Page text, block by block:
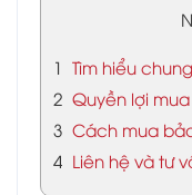
1 Tìm hiểu chung
2 Quyền lợi
3 Cách mua
4 Liên hệ và tư